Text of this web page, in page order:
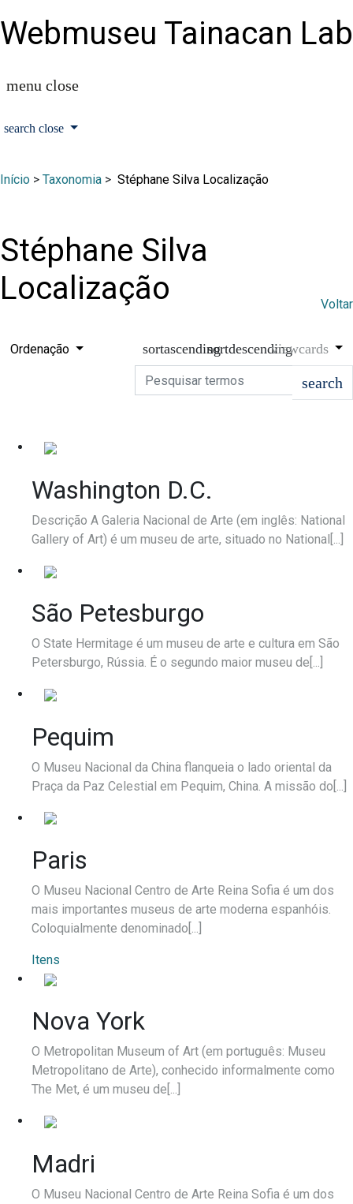
Webmuseu Tainacan Lab
Início > Taxonomia > Stéphane Silva Localização
Stéphane Silva
Localização
Voltar
Ordenação
Washington D.C.
Descrição A Galeria Nacional de Arte (em inglês: National
Gallery of Art) é um museu de arte, situado no National[...]
São Petesburgo
O State Hermitage é um museu de arte e cultura em São
Petersburgo, Rússia. É o segundo maior museu de[...]
Pequim
O Museu Nacional da China flanqueia o lado oriental da
Praça da Paz Celestial em Pequim, China. A missão do[...]
Paris
O Museu Nacional Centro de Arte Reina Sofia é um dos
mais importantes museus de arte moderna espanhóis.
Coloquialmente denominado[...]
Itens
Nova York
O Metropolitan Museum of Art (em português: Museu
Metropolitano de Arte), conhecido informalmente como
The Met, é um museu de[...]
Madri
O Museu Nacional Centro de Arte Reina Sofia é um dos